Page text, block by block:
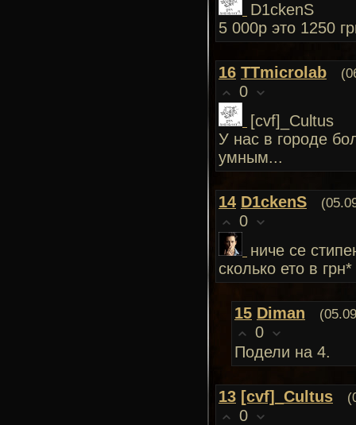
D1ckenS
5 000р это 1250
16 TTmicrolab
0
[cvf]_Cultus
У нас в городе
умным...
14 D1ckenS
0
ниче се
сколько ето в грн*
15 Diman
0
Подели на 4.
13 [cvf]_Cultus
0